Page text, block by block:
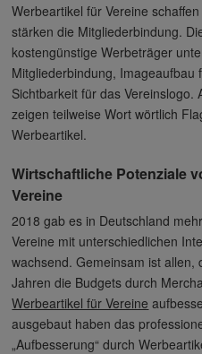
Werbeartikel für Vereine
stärken die Mitgliederbindung.
kostengünstige Werbeträger
Mitgliederbindung, Imageaufbau
Sichtbarkeit für das Vereinslogo.
zeigen teilweise Wort wörtlich
Werbeartikel.
Wirtschaftliche Potenziale
Vereine
2018 gab es in Deutschland
Vereine mit unterschiedlichen
wachsend. Gemeinsam ist allen,
Jahren die Budgets durch
Werbeartikel für Vereine
ausgebaut haben das
„Aufbesserung“ durch